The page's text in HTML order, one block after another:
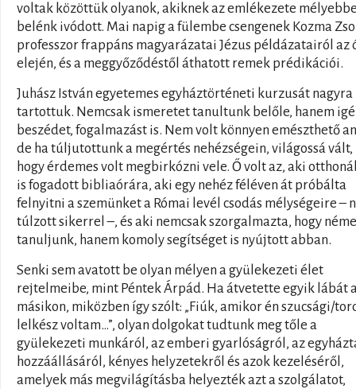
voltak közöttük olyanok, akiknek az emlékezete
belénk ivódott. Mai napig a fülembe csengenek Kozma
professzor frappáns magyarázatai Jézus példázatairól az
elején, és a meggyőződéstől áthatott remek prédikációi.
Juhász István egyetemes egyháztörténeti kurzusát nagyra
tartottuk. Nemcsak ismeretet tanultunk belőle, hanem
beszédet, fogalmazást is. Nem volt könnyen emészthető
de ha túljutottunk a megértés nehézségein, világossá vált,
hogy érdemes volt megbirkózni vele. Ő volt az, aki
is fogadott bibliaórára, aki egy nehéz féléven át próbálta
felnyitni a szemünket a Római levél csodás mélységeire –
túlzott sikerrel –, és aki nemcsak szorgalmazta, hogy
tanuljunk, hanem komoly segítséget is nyújtott abban.
Senki sem avatott be olyan mélyen a gyülekezeti élet
rejtelmeibe, mint Péntek Árpád. Ha átvetette egyik lábát
másikon, miközben így szólt: „Fiúk, amikor én szucsági/
lelkész voltam…”, olyan dolgokat tudtunk meg tőle a
gyülekezeti munkáról, az emberi gyarlóságról, az
hozzáállásáról, kényes helyzetekről és azok kezeléséről,
amelyek más megvilágításba helyezték azt a szolgálatot,